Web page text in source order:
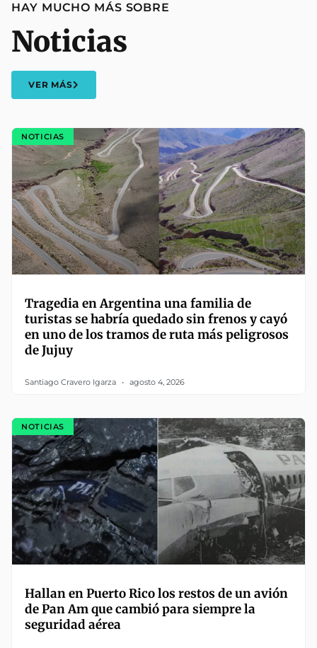
HAY MUCHO MÁS SOBRE
Noticias
VER MÁS
NOTICIAS
Tragedia en Argentina una familia de
turistas se habría quedado sin frenos y cayó
en uno de los tramos de ruta más peligrosos
de Jujuy
Santiago Cravero Igarza agosto 4, 2026
NOTICIAS
Hallan en Puerto Rico los restos de un avión
de Pan Am que cambió para siempre la
seguridad aérea